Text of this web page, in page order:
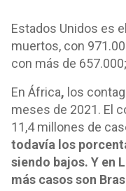
Estados Unidos es
muertos, con
con más de
En África, los
meses de 2021. El
11,4 millones de
todavía los
siendo bajos. Y en
más casos son